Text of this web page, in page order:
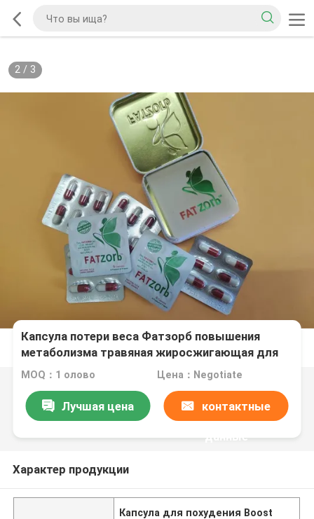
2/ 3
Капсула потери веса Фатзорб повышения
метаболизма травяная жиросжигающая для
похудения ОЭМ
MOQ：1 олово Цена：Negotiate
Лучшая цена контактные
данные
Характер продукции
Капсула для похудения Boost